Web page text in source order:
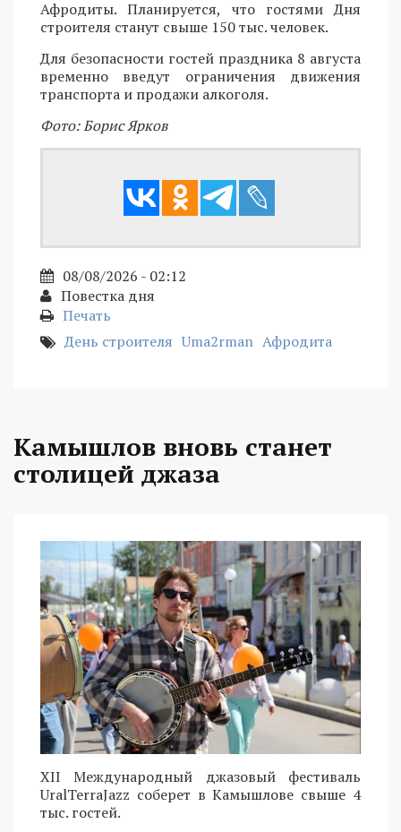
Афродиты. Планируется, что гостями Дня
строителя станут свыше 150 тыс. человек.
Для безопасности гостей праздника 8 августа
временно введут ограничения движения
транспорта и продажи алкоголя.
Фото: Борис Ярков
08/08/2026 - 02:12
Повестка дня
Печать
День строителя Uma2rman Афродита
Камышлов вновь станет
столицей джаза
XII Международный джазовый фестиваль
UralTerraJazz соберет в Камышлове свыше 4
тыс. гостей.